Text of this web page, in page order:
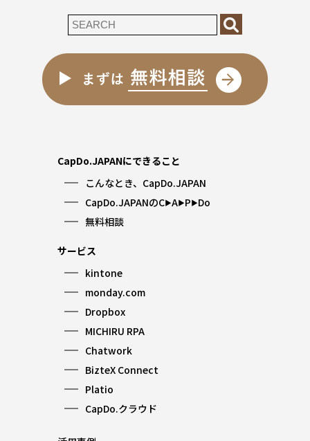
CapDo.JAPANにできること
こんなとき、CapDo.JAPAN
CapDo.JAPANのC▶︎A▶︎P▶︎Do
無料相談
サービス
kintone
monday.com
Dropbox
MICHIRU RPA
Chatwork
BizteX Connect
Platio
CapDo.クラウド